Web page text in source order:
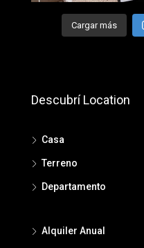
Cargar más
Descubrí Location
Casa
Terreno
Departamento
Alquiler Anual